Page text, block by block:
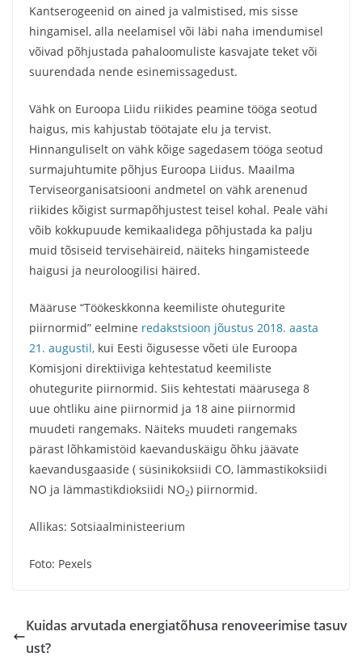
Kantserogeenid on ained ja valmistised, mis sisse
hingamisel, alla neelamisel või läbi naha imendumisel
võivad põhjustada pahaloomuliste kasvajate teket või
suurendada nende esinemissagedust.
Vähk on Euroopa Liidu riikides peamine tööga seotud
haigus, mis kahjustab töötajate elu ja tervist.
Hinnanguliselt on vähk kõige sagedasem tööga seotud
surmajuhtumite põhjus Euroopa Liidus. Maailma
Terviseorganisatsiooni andmetel on vähk arenenud
riikides kõigist surmapõhjustest teisel kohal. Peale vähi
võib kokkupuude kemikaalidega põhjustada ka palju
muid tõsiseid tervisehäireid, näiteks hingamisteede
haigusi ja neuroloogilisi häired.
Määruse “Töökeskkonna keemiliste ohutegurite
piirnormid” eelmine redakstsioon jõustus 2018. aasta
21. augustil, kui Eesti õigusesse võeti üle Euroopa
Komisjoni direktiiviga kehtestatud keemiliste
ohutegurite piirnormid. Siis kehtestati määrusega 8
uue ohtliku aine piirnormid ja 18 aine piirnormid
muudeti rangemaks. Näiteks muudeti rangemaks
pärast lõhkamistöid kaevanduskäigu õhku jäävate
kaevandusgaaside ( süsinikoksiidi CO, lämmastikoksiidi
NO ja lämmastikdioksiidi NO2) piirnormid.
Allikas: Sotsiaalministeerium
Foto: Pexels
Kuidas arvutada energiatõhusa renoveerimise tasuv
ust?